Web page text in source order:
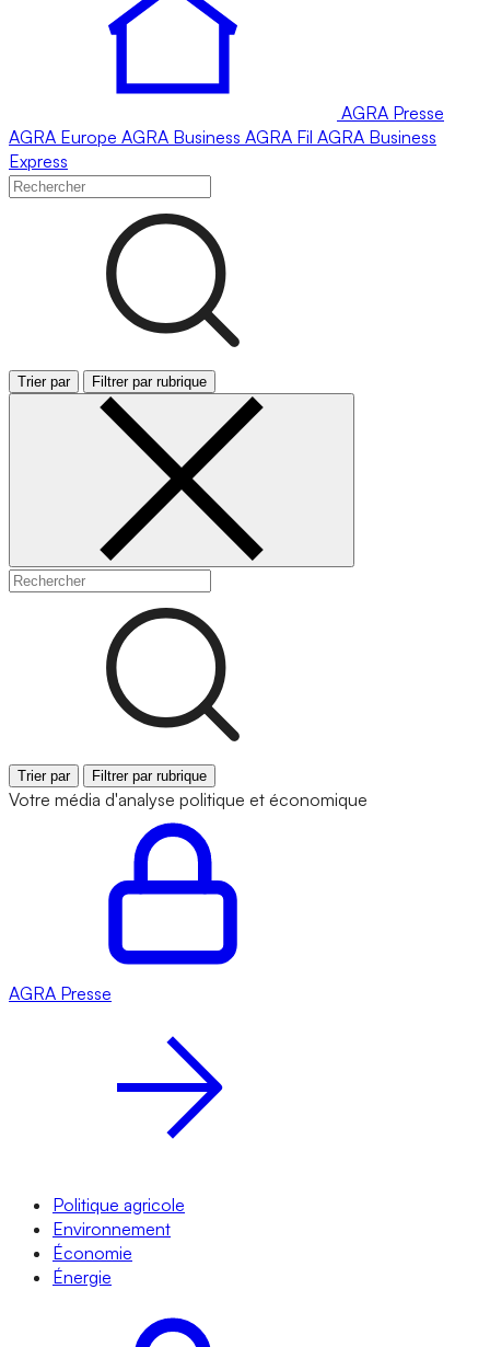
AGRA Presse
AGRA Europe AGRA Business AGRA Fil AGRA Business
Express
Trier par Filtrer par rubrique
Trier par Filtrer par rubrique
Votre média d'analyse politique et économique
AGRA Presse
Politique agricole
Environnement
Économie
Énergie